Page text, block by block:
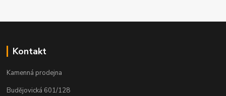
Kontakt
Kamenná prodejna
Budějovická 601/128